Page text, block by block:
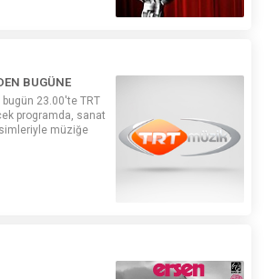
BUGÜNE
bugün 23.00'te TRT
programda, sanat
müziğe